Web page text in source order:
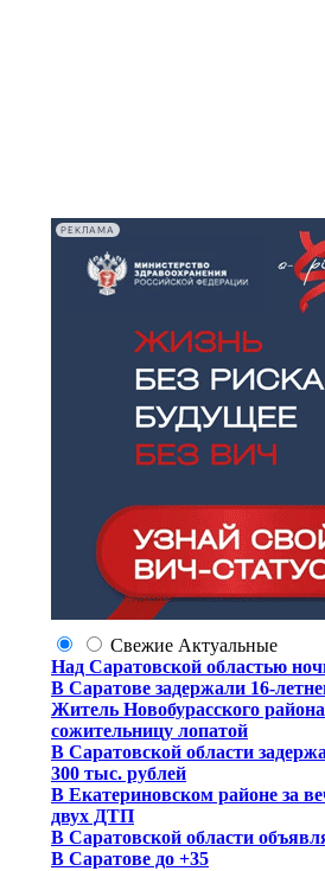
РЕКЛАМА
Свежие Актуальные
Над Саратовской областью
В Саратове задержали 16-
Житель Новобурасского
сожительницу лопатой
В Саратовской области
300 тыс. рублей
В Екатериновском районе за
двух ДТП
В Саратовской области
В Саратове до +35